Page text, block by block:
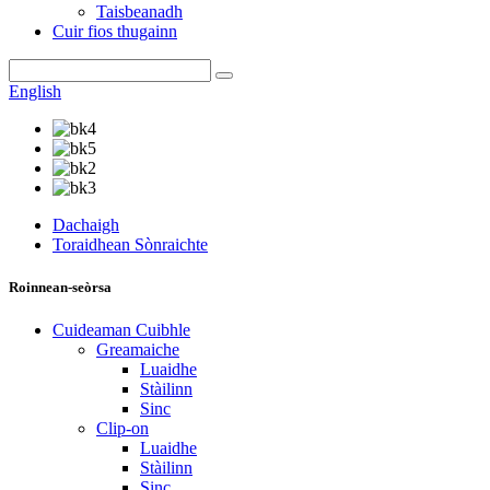
Taisbeanadh
Cuir fios thugainn
English
Dachaigh
Toraidhean Sònraichte
Roinnean-seòrsa
Cuideaman Cuibhle
Greamaiche
Luaidhe
Stàilinn
Sinc
Clip-on
Luaidhe
Stàilinn